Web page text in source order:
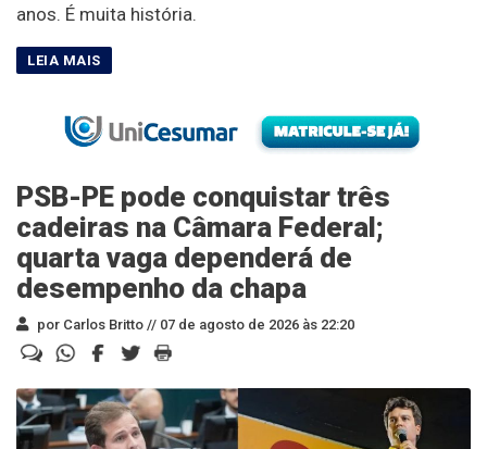
anos. É muita história.
PSB-PE pode conquistar três
cadeiras na Câmara Federal;
quarta vaga dependerá de
desempenho da chapa
por Carlos Britto // 07 de agosto de 2026 às 22:20